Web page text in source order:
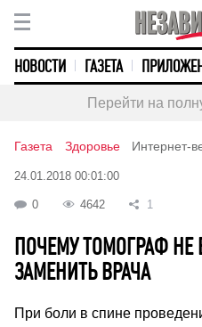
НОВОСТИ ГАЗЕТА
Перейти на
Газета Здоровье Интернет-
24.01.2018 00:01:00
0 4642 1
ПОЧЕМУ ТОМОГРАФ НЕ
ЗАМЕНИТЬ ВРАЧА
При боли в спине